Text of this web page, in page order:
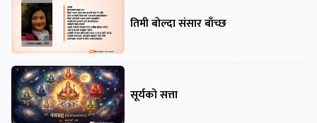
तिमी बोल्दा संसार बाँच्छ
सूर्यको सत्ता